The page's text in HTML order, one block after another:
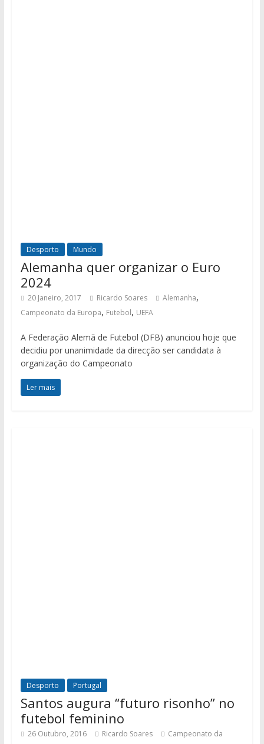
Desporto Mundo
Alemanha quer organizar o Euro
2024
20 Janeiro, 2017 Ricardo Soares Alemanha,
Campeonato da Europa, Futebol, UEFA
A Federação Alemã de Futebol (DFB) anunciou hoje que
decidiu por unanimidade da direcção ser candidata à
organização do Campeonato
Ler mais
Desporto Portugal
Santos augura “futuro risonho” no
futebol feminino
26 Outubro, 2016 Ricardo Soares
Campeonato da